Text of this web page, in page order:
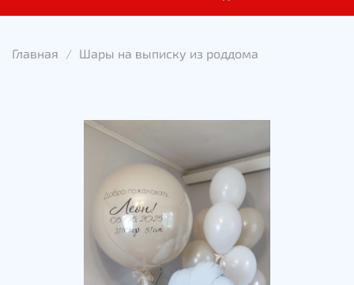
Главная Шары на выписку из роддома